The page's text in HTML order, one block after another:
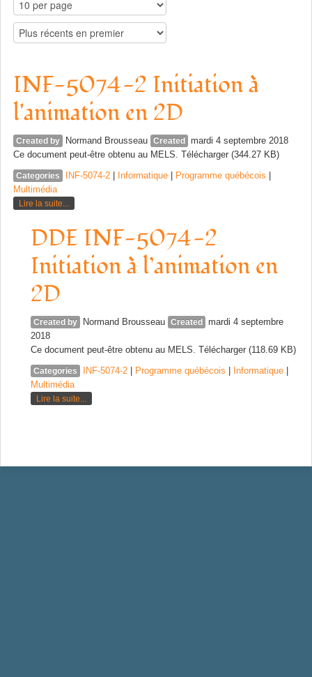
INF-5074-2 Initiation à
l'animation en 2D
Created by Normand Brousseau Created
mardi 4 septembre 2018
Ce document peut-être obtenu au MELS. Télécharger (344.27 KB)
Categories INF-5074-2 Informatique Programme québécois
Multimédia
Lire la suite...
DDE INF-5074-2
Initiation à l’animation en
2D
Created by Normand Brousseau Created
mardi 4 septembre
2018
Ce document peut-être obtenu au MELS. Télécharger (118.69 KB)
Categories INF-5074-2 Programme québécois Informatique
Multimédia
Lire la suite...